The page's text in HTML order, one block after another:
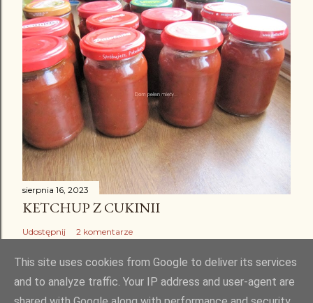
sierpnia 16, 2023
KETCHUP Z CUKINII
Udostępnij 2 komentarze
This site uses cookies from Google to deliver its services
and to analyze traffic. Your IP address and user-agent are